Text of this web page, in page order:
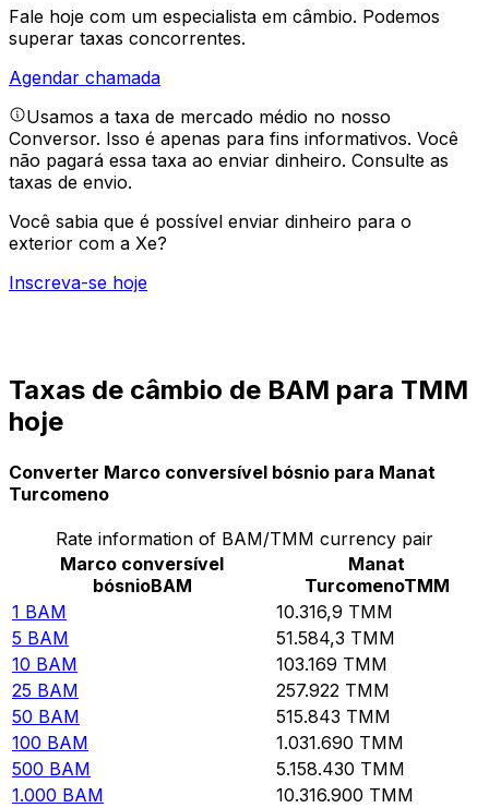
Fale hoje com um especialista em câmbio. Podemos
superar taxas concorrentes.
Agendar chamada
Usamos a taxa de mercado médio no nosso
Conversor. Isso é apenas para fins informativos. Você
não pagará essa taxa ao enviar dinheiro. Consulte as
taxas de envio.
Você sabia que é possível enviar dinheiro para o
exterior com a Xe?
Inscreva-se hoje
Taxas de câmbio de BAM para TMM
hoje
Converter Marco conversível bósnio para Manat
Turcomeno
Rate information of BAM/TMM currency pair
Marco conversível
bósnioBAM
Manat
TurcomenoTMM
1 BAM 10.316,9 TMM
5 BAM 51.584,3 TMM
10 BAM 103.169 TMM
25 BAM 257.922 TMM
50 BAM 515.843 TMM
100 BAM 1.031.690 TMM
500 BAM 5.158.430 TMM
1.000 BAM 10.316.900 TMM